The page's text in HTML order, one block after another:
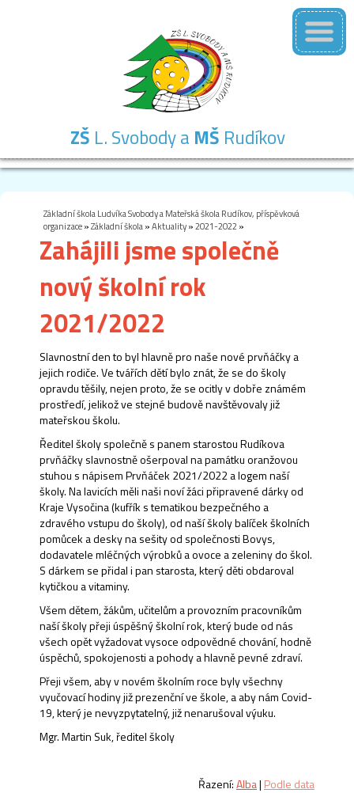
ZŠ L. Svobody a MŠ Rudíkov
Základní škola Ludvíka Svobody a Mateřská škola Rudíkov, příspěvková
organizace»Základní škola»Aktuality»2021-2022 »
Zahájili jsme společně
nový školní rok
2021/2022
Slavnostní den to byl hlavně pro naše nové prvňáčky a
jejich rodiče. Ve tvářích dětí bylo znát, že se do školy
opravdu těšily, nejen proto, že se ocitly v dobře známém
prostředí, jelikož ve stejné budově navštěvovaly již
mateřskou školu.
Ředitel školy společně s panem starostou Rudíkova
prvňáčky slavnostně ošerpoval na památku oranžovou
stuhou s nápisem Prvňáček 2021/2022 a logem naší
školy. Na lavicích měli naši noví žáci připravené dárky od
Kraje Vysočina (kufřík s tematikou bezpečného a
zdravého vstupu do školy), od naší školy balíček školních
pomůcek a desky na sešity od společnosti Bovys,
dodavatele mléčných výrobků a ovoce a zeleniny do škol.
S dárkem se přidal i pan starosta, který děti obdaroval
kytičkou a vitaminy.
Všem dětem, žákům, učitelům a provozním pracovníkům
naší školy přeji úspěšný školní rok, který bude od nás
všech opět vyžadovat vysoce odpovědné chování, hodně
úspěchů, spokojenosti a pohody a hlavně pevné zdraví.
Přeji všem, aby v novém školním roce byly všechny
vyučovací hodiny již prezenční ve škole, a aby nám Covid-
19, který je nevyzpytatelný, již nenarušoval výuku.
Mgr. Martin Suk, ředitel školy
Řazení:Alba| Podle data